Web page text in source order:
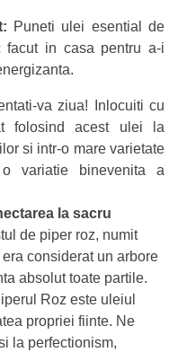
Puneti ulei esential de
facut in casa pentru a-i
va ziua! Inlocuiti cu
folosind acest ulei la
si intr-o mare varietate
variatie binevenita a
la sacru
de piper roz, numit
considerat un arbore
absolut toate partile.
Roz este uleiul
propriei fiinte. Ne
la perfectionism,